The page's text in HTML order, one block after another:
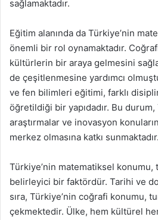
sağlamaktadır.
Eğitim alanında da Türkiye’nin
önemli bir rol oynamaktadır.
kültürlerin bir araya gelmesini
de çeşitlenmesine yardımcı
ve fen bilimleri eğitimi, farklı
öğretildiği bir yapıdadır. Bu
araştırmalar ve inovasyon
merkez olmasına katkı sunmaktadır.
Türkiye’nin matematiksel
belirleyici bir faktördür. Tarihi ve
sıra, Türkiye’nin coğrafi konumu,
çekmektedir. Ülke, hem kültürel